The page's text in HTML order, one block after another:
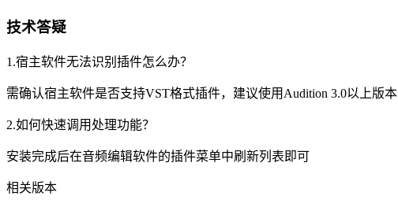
技术答疑
1.宿主软件无法识别插件怎么办？
需确认宿主软件是否支持VST格式插件，建议使用Audition 3.0以上版本
2.如何快速调用处理功能？
安装完成后在音频编辑软件的插件菜单中刷新列表即可
相关版本